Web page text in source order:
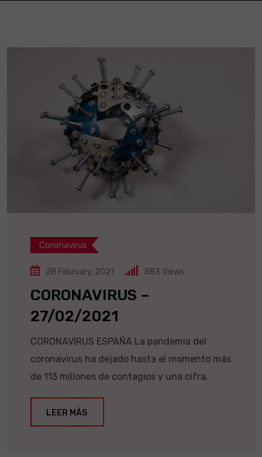
Coronavirus
28 February, 2021 883 Views
CORONAVIRUS –
27/02/2021
CORONAVIRUS ESPAÑA La pandemia del
coronavirus ha dejado hasta el momento más
de 113 millones de contagios y una cifra.
LEER MÁS